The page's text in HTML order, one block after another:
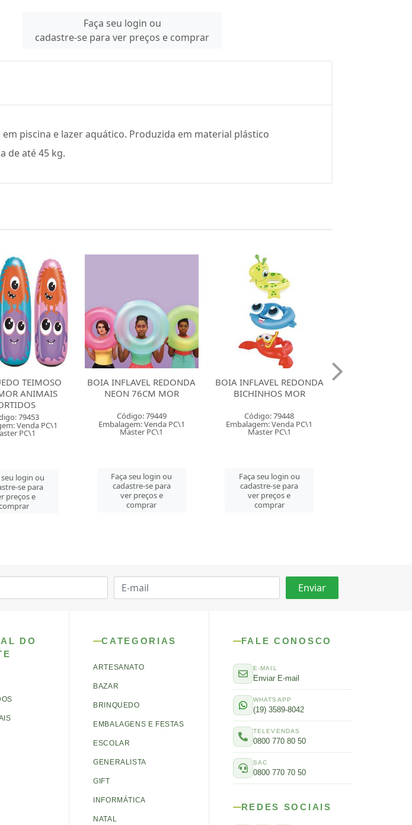
Faça seu login ou
cadastre-se para ver preços e comprar
piscina e lazer aquático. Produzida em material plástico
de até 45 kg.
REDONDA
76CM MOR
79449
Venda PC\1
PC\1
seu login ou
se para
preços e
BOIA INFLAVEL REDONDA
BICHINHOS MOR
Código: 79448
Embalagem: Venda PC\1
Master PC\1
Faça seu login ou
cadastre-se para
ver preços e
comprar
BOIA INFLAVEL REDONDA
ESTAMPADA 60CM MOR
Código: 79447
Embalagem: Venda PC\1
Master PC\1
Faça seu login ou
cadastre-se para
ver preços e
comprar
DO
CATEGORIAS
ARTESANATO
BAZAR
BRINQUEDO
EMBALAGENS E FESTAS
ESCOLAR
GENERALISTA
GIFT
INFORMÁTICA
NATAL
FALE CONOSCO
E-MAIL
Enviar E-mail
WHATSAPP
(19) 3589-8042
TELEVENDAS
0800 770 80 50
SAC
0800 770 70 50
REDES SOCIAIS